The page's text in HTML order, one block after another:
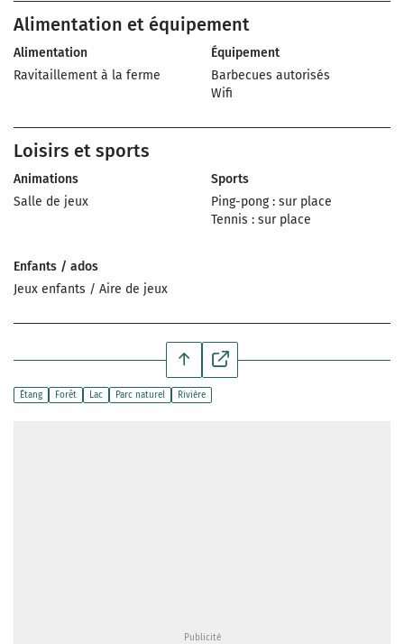
Alimentation et équipement
Alimentation
Ravitaillement à la ferme
Équipement
Barbecues autorisés
Wifi
Loisirs et sports
Animations
Salle de jeux
Sports
Ping-pong : sur place
Tennis : sur place
Enfants / ados
Jeux enfants / Aire de jeux
Étang Forêt Lac Parc naturel Rivière